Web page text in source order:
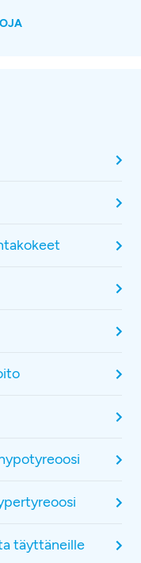
täyttäneille